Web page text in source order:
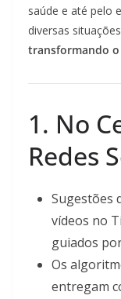
saúde e até pelo
diversas
transformando
1. No
Redes
Sugestões
vídeos no
guiados
Os
entregam